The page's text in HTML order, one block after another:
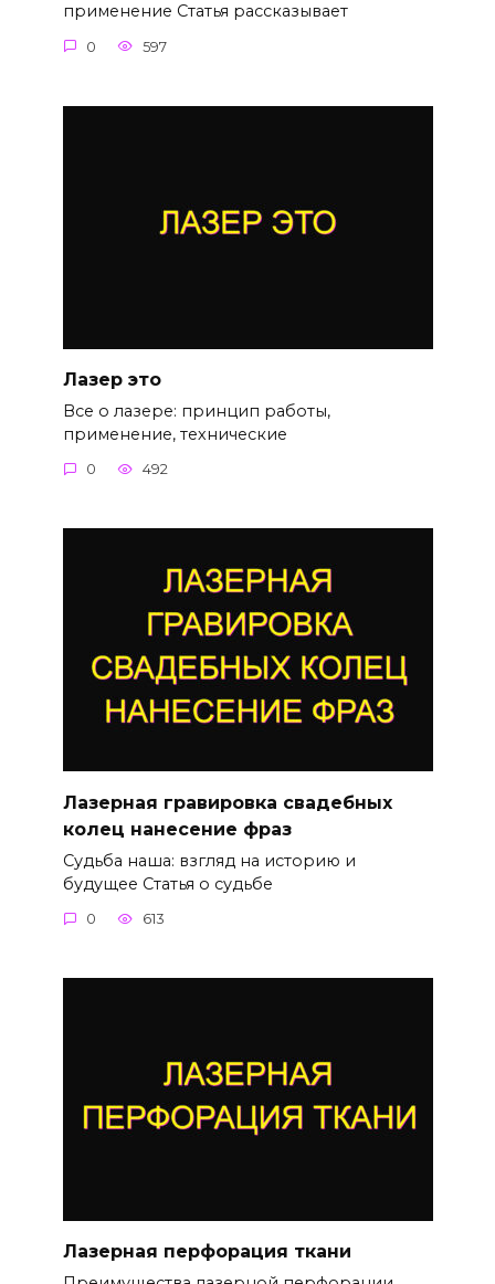
применение Статья рассказывает
0 597
Лазер это
Все о лазере: принцип работы,
применение, технические
0 492
Лазерная гравировка свадебных
колец нанесение фраз
Судьба наша: взгляд на историю и
будущее Статья о судьбе
0 613
Лазерная перфорация ткани